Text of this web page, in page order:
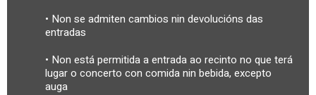
• Non se admiten cambios nin devolucións das
entradas
• Non está permitida a entrada ao recinto no que terá
lugar o concerto con comida nin bebida, excepto
auga